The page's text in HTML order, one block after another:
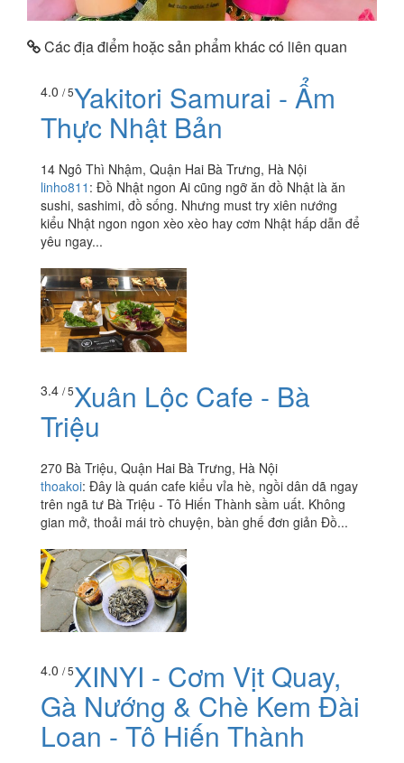
Các địa điểm hoặc sản phẩm khác có liên quan
4.0 / 5Yakitori Samurai - Ẩm
Thực Nhật Bản
14 Ngô Thì Nhậm, Quận Hai Bà Trưng, Hà Nội
linho811 : Đồ Nhật ngon Ai cũng ngỡ ăn đồ Nhật là ăn
sushi, sashimi, đồ sống. Nhưng must try xiên nướng
kiểu Nhật ngon ngon xèo xèo hay cơm Nhật hấp dẫn để
yêu ngay...
3.4 / 5Xuân Lộc Cafe - Bà
Triệu
270 Bà Triệu, Quận Hai Bà Trưng, Hà Nội
thoakoi: Đây là quán cafe kiểu vỉa hè, ngồi dân dã ngay
trên ngã tư Bà Triệu - Tô Hiến Thành sầm uất. Không
gian mở, thoải mái trò chuyện, bàn ghế đơn giản Đồ...
4.0 / 5XINYI - Cơm Vịt Quay,
Gà Nướng & Chè Kem Đài
Loan - Tô Hiến Thành